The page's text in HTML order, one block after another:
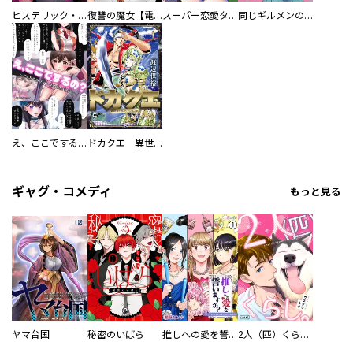
ヒステリック・ハーレム～搾られる男と堕ちる女～【電子単行本版】 復讐の魔女【電子単行本版】 スーパー恋愛タイム！～現場でドＳな彼女は自宅でデレる～ 同じギルメンの声が好き
え、ここでするの？ アイドルのファンが知らない日常 ドカクエ 異世界ドカコッククエスト
ギャグ・コメディ もっと見る
ヤマ台国 秘密のいばら 推しへの愛を誓いますか？～アラサー女子、推しは逃げぬが人生逃げる～ 2人（匹）くらし。